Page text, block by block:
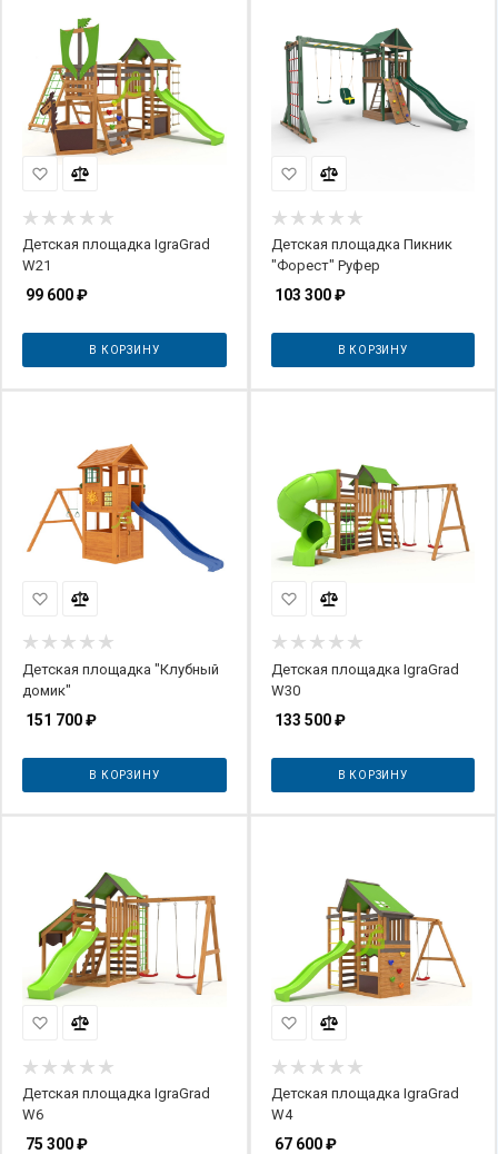
Детская площадка IgraGrad
W21
99 600₽
В КОРЗИНУ
Детская площадка Пикник
"Форест" Руфер
103 300₽
В КОРЗИНУ
Детская площадка "Клубный
домик"
151 700₽
В КОРЗИНУ
Детская площадка IgraGrad
W30
133 500₽
В КОРЗИНУ
Детская площадка IgraGrad
W6
75 300₽
Детская площадка IgraGrad
W4
67 600₽